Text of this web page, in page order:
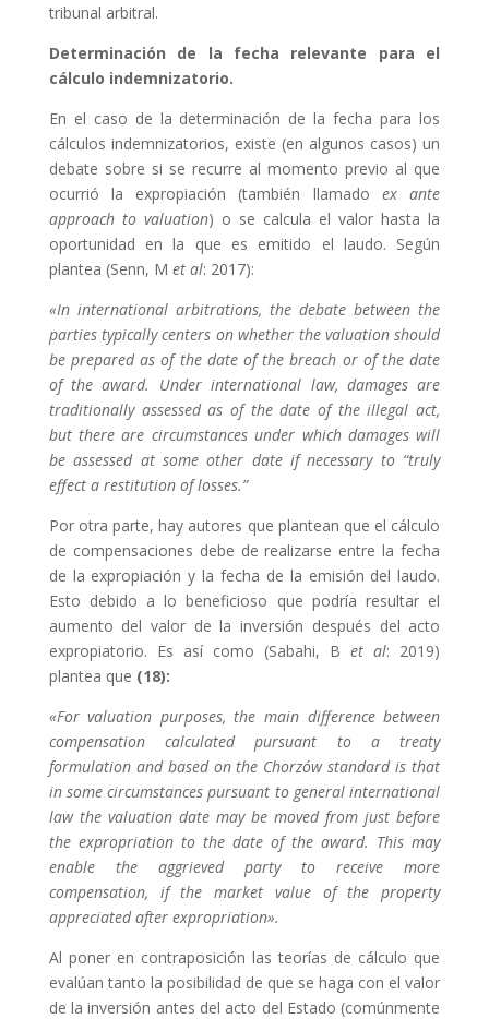
tribunal arbitral.
Determinación de la fecha relevante para el
cálculo indemnizatorio.
En el caso de la determinación de la fecha para los
cálculos indemnizatorios, existe (en algunos casos) un
debate sobre si se recurre al momento previo al que
ocurrió la expropiación (también llamado ex ante
approach to valuation) o se calcula el valor hasta la
oportunidad en la que es emitido el laudo. Según
plantea (Senn, M et al: 2017):
«In international arbitrations, the debate between the
parties typically centers on whether the valuation should
be prepared as of the date of the breach or of the date
of the award. Under international law, damages are
traditionally assessed as of the date of the illegal act,
but there are circumstances under which damages will
be assessed at some other date if necessary to “truly
effect a restitution of losses.”
Por otra parte, hay autores que plantean que el cálculo
de compensaciones debe de realizarse entre la fecha
de la expropiación y la fecha de la emisión del laudo.
Esto debido a lo beneficioso que podría resultar el
aumento del valor de la inversión después del acto
expropiatorio. Es así como (Sabahi, Bet al: 2019)
plantea que (18):
«For valuation purposes, the main difference between
compensation calculated pursuant to a treaty
formulation and based on the Chorzów standard is that
in some circumstances pursuant to general international
law the valuation date may be moved from just before
the expropriation to the date of the award. This may
enable the aggrieved party to receive more
compensation, if the market value of the property
appreciated after expropriation».
Al poner en contraposición las teorías de cálculo que
evalúan tanto la posibilidad de que se haga con el valor
de la inversión antes del acto del Estado (comúnmente